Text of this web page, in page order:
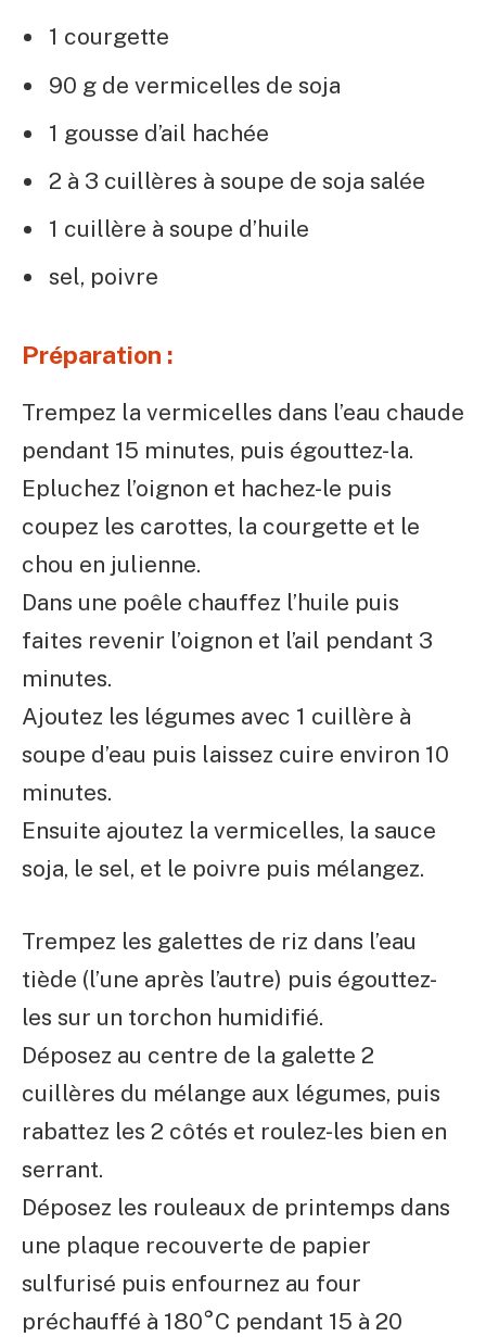
1 courgette
90 g de vermicelles de soja
1 gousse d’ail hachée
2 à 3 cuillères à soupe de soja salée
1 cuillère à soupe d’huile
sel, poivre
Préparation :
Trempez la vermicelles dans l’eau chaude
pendant 15 minutes, puis égouttez-la.
Epluchez l’oignon et hachez-le puis
coupez les carottes, la courgette et le
chou en julienne.
Dans une poêle chauffez l’huile puis
faites revenir l’oignon et l’ail pendant 3
minutes.
Ajoutez les légumes avec 1 cuillère à
soupe d’eau puis laissez cuire environ 10
minutes.
Ensuite ajoutez la vermicelles, la sauce
soja, le sel, et le poivre puis mélangez.
Trempez les galettes de riz dans l’eau
tiède (l’une après l’autre) puis égouttez-
les sur un torchon humidifié.
Déposez au centre de la galette 2
cuillères du mélange aux légumes, puis
rabattez les 2 côtés et roulez-les bien en
serrant.
Déposez les rouleaux de printemps dans
une plaque recouverte de papier
sulfurisé puis enfournez au four
préchauffé à 180°C pendant 15 à 20